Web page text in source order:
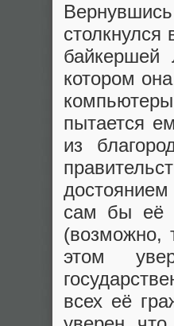
котором
пытается
из
сам бы её
(возможно,
этом
всех её